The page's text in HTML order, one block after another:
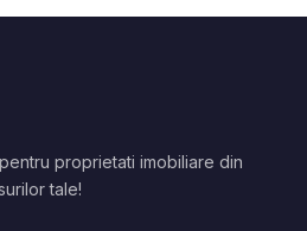
proprietati imobiliare din
tale!